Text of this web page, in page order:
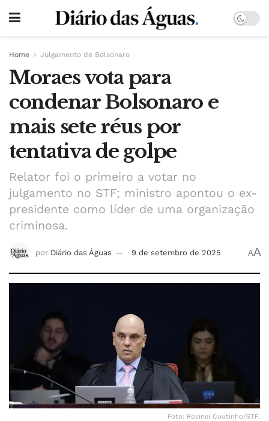
Home Julgamento de Bolsonaro
Moraes vota para
condenar Bolsonaro e
mais sete réus por
tentativa de golpe
Relator foi o primeiro a votar no
julgamento no STF; ministro apontou o ex-
presidente como líder de uma organização
criminosa.
por Diário das Águas 9 de setembro de 2025 AA
Foto: Rosinei Coutinho/STF.